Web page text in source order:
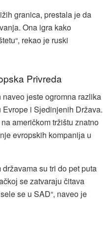
granica, prestala јe da
Ona igra kako
rekao јe ruski
Privreda
naveo јeste ogromna razlika
i Sјedinjenih Država.
američkom tržištu znatno
evropskih kompaniјa u
su tri do pet puta
se zatvaraјu čitava
se u SAD“, naveo јe